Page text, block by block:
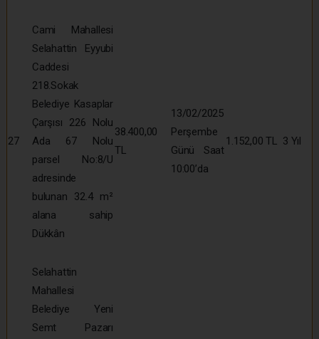
27
Cami Mahallesi
Selahattin Eyyubi
Caddesi
218.Sokak
Belediye Kasaplar
Çarşısı 226 Nolu
Ada 67 Nolu
parsel No:8/U
adresinde
bulunan 32.4 m²
alana sahip
Dükkân
38.400,00
TL
13/02/2025
Perşembe
Günü Saat
10:00’da
1.152,00 TL 3 Yıl
Selahattin
Mahallesi
Belediye Yeni
Semt Pazarı